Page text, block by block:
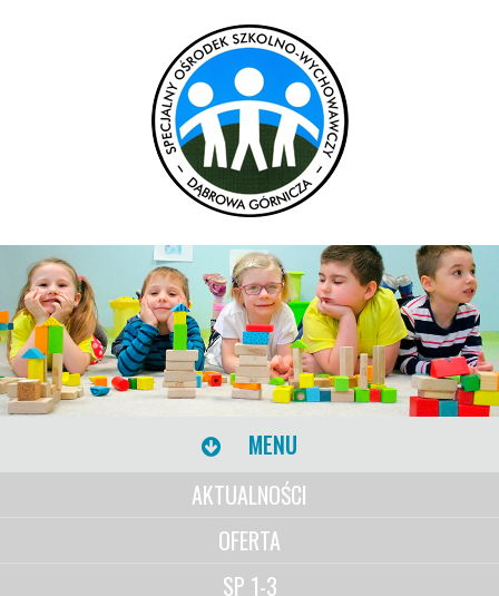
MENU
AKTUALNOŚCI
OFERTA
SP 1-3